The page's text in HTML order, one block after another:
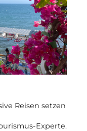
Reisen setzen
Experte.